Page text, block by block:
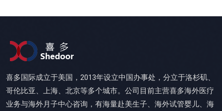
喜多国际成立于美国，2013年设立中国办事处，分立于洛杉矶、
哥伦比亚、上海、北京等多个城市。公司目前主营喜多海外医疗
业务与海外月子中心咨询，有海量赴美生子、海外试管婴儿、海